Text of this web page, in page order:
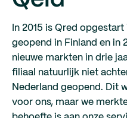
In 2015 is Qred opgestart
geopend in Finland en in
nieuwe markten in drie
filiaal natuurlijk niet
Nederland geopend. Dit
voor ons, maar we